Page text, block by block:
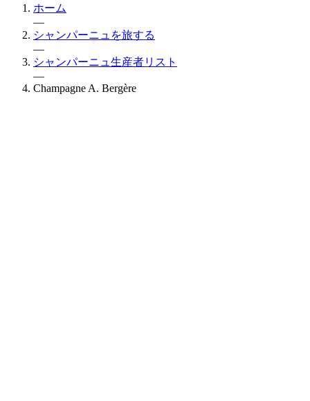
ホーム
—
シャンパーニュを旅する
—
シャンパーニュ生産者リスト
—
Champagne A. Bergère